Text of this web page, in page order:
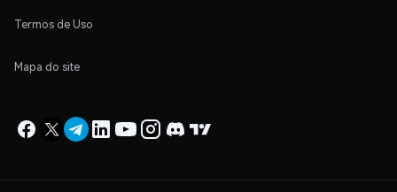
Termos de Uso
Mapa do site